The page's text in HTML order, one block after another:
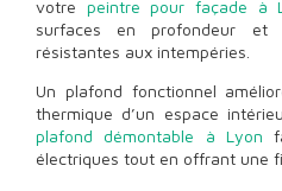
votre peintre pour façade à
surfaces en profondeur et
résistantes aux intempéries.
Un plafond fonctionnel
thermique d’un espace
plafond démontable à Lyon
électriques tout en offrant une